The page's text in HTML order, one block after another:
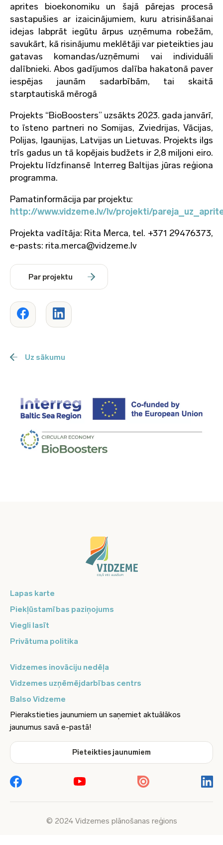
aprites bioekonomiku un šajā pārejas procesā
sastapušies ar izaicinājumiem, kuru atrisināšanai
idejas labprāt iegūtu ārpus uzņēmuma robežām,
savukārt, kā risinājumu meklētāji var pieteikties jau
gatavas komandas/uzņēmumi vai individuāli
dalībnieki. Abos gadījumos dalība hakatonā paver
iespējas jaunām sadarbībām, tai skaitā
starptautiskā mērogā
Projekts “BioBoosters” uzsākts 2023. gada janvārī,
to īsteno partneri no Somijas, Zviedrijas, Vācijas,
Polijas, Igaunijas, Latvijas un Lietuvas. Projekts ilgs
trīs gadus un tā kopējais budžets ir 2,8 miljoni eiro.
Projektu līdzfinansē Interreg Baltijas jūras reģiona
programma.
Pamatinformācija par projektu:
http://www.vidzeme.lv/lv/projekti/
Projekta vadītāja: Rita Merca, tel. +371 29476373,
e-pasts: rita.merca@vidzeme.lv
Par projektu
Uz sākumu
Lapas karte
Piekļūstamības paziņojums
Viegli lasīt
Privātuma politika
Vidzemes inovāciju nedēļa
Vidzemes uzņēmējdarbības centrs
Balso Vidzeme
Pierakstieties jaunumiem un saņemiet aktuālākos
jaunumus savā e-pastā!
Pieteikties jaunumiem
© 2024 Vidzemes plānošanas reģions